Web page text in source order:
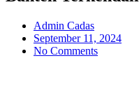
Admin Cadas
September 11, 2024
No Comments